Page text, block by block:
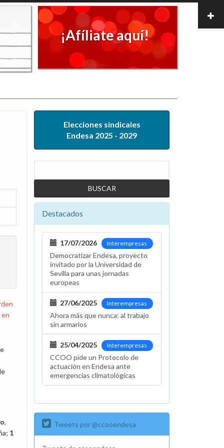
¡Afíliate aquí!
en
,
1
Elecciones sindicales
Endesa 2025 - 2029
Destacados
Interempresas
17/07/2026
Democratizar Endesa, proyecto
invitado por la Universidad de
Sevilla para unas jornadas
europeas
Interempresas
27/06/2025
Ahora más que nunca: al trabajo
sin armarios
Interempresas
25/04/2025
CCOO pide un Protocolo de
actuación en Endesa ante
emergencias climatológicas
Tweets por @ccooendesa